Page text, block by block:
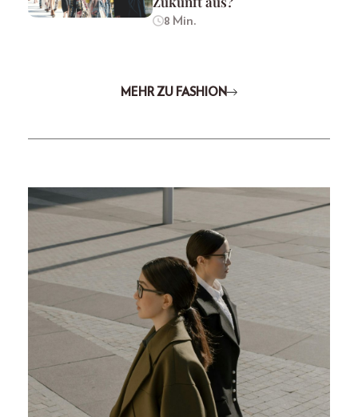
8 Min.
MEHR ZU FASHION